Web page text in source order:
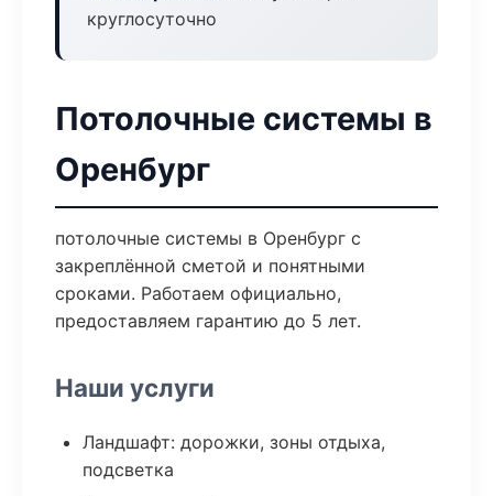
круглосуточно
Потолочные системы в
Оренбург
потолочные системы в Оренбург с
закреплённой сметой и понятными
сроками. Работаем официально,
предоставляем гарантию до 5 лет.
Наши услуги
Ландшафт: дорожки, зоны отдыха,
подсветка